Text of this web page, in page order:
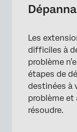
Les
difficiles à
problème
étapes de
destinées à
problème et
résoudre.